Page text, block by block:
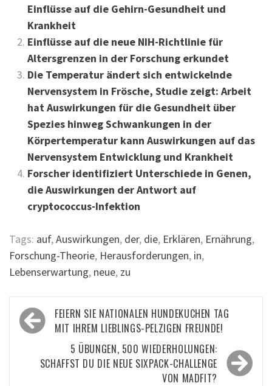
Einflüsse auf die Gehirn-Gesundheit und
Krankheit
Einflüsse auf die neue NIH-Richtlinie für
Altersgrenzen in der Forschung erkundet
Die Temperatur ändert sich entwickelnde
Nervensystem in Frösche, Studie zeigt: Arbeit
hat Auswirkungen für die Gesundheit über
Spezies hinweg Schwankungen in der
Körpertemperatur kann Auswirkungen auf das
Nervensystem Entwicklung und Krankheit
Forscher identifiziert Unterschiede in Genen,
die Auswirkungen der Antwort auf
cryptococcus-Infektion
Tags: auf,Auswirkungen, der, die, Erklären, Ernährung,
Forschung-Theorie, Herausforderungen, in,
Lebenserwartung, neue, zu
Beitragsnavigation
FEIERN SIE NATIONALEN HUNDEKUCHEN TAG
MIT IHREM LIEBLINGS-PELZIGEN FREUNDE!
5 ÜBUNGEN, 500 WIEDERHOLUNGEN:
SCHAFFST DU DIE NEUE SIXPACK-CHALLENGE
VON MADFIT?